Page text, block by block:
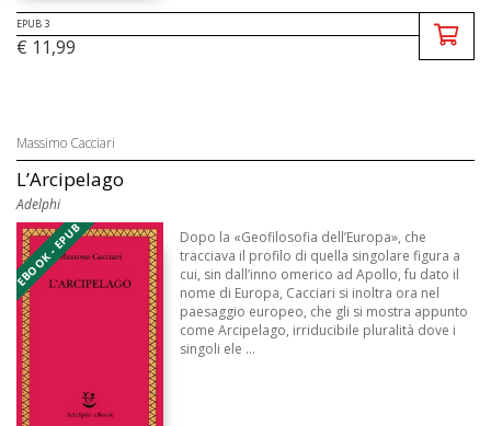
EPUB 3
€ 11,99
Massimo Cacciari
L’Arcipelago
Adelphi
EBOOK - EPUB
Dopo la «Geofilosofia dell’Europa», che
tracciava il profilo di quella singolare figura a
cui, sin dall’inno omerico ad Apollo, fu dato il
nome di Europa, Cacciari si inoltra ora nel
paesaggio europeo, che gli si mostra appunto
come Arcipelago, irriducibile pluralità dove i
singoli ele ...